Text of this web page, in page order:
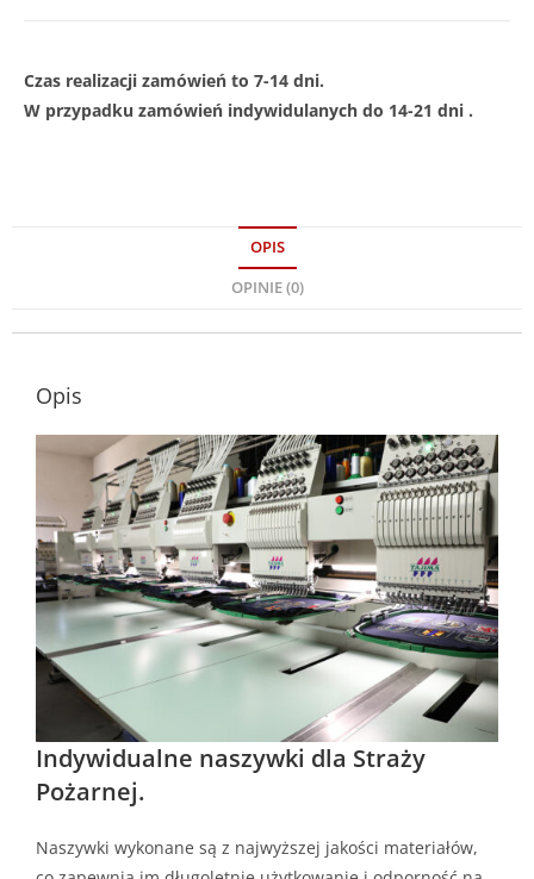
Czas realizacji zamówień to 7-14 dni.
W przypadku zamówień indywidulanych do 14-21 dni .
OPIS
OPINIE (0)
Opis
Indywidualne naszywki dla Straży
Pożarnej.
Naszywki wykonane są z najwyższej jakości materiałów,